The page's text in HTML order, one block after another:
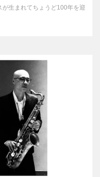
生まれてちょうど100年を迎